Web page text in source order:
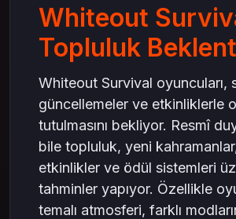
Whiteout
Topluluk
Whiteout Survival oyuncuları,
güncellemeler ve etkinliklerle
tutulmasını bekliyor. Resmî
bile topluluk, yeni
etkinlikler ve ödül sistemleri
tahminler yapıyor. Özellikle
temalı atmosferi, farklı